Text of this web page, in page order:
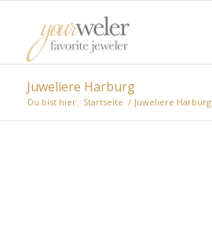
Juweliere Harburg
Du bist hier: Startseite / Juweliere Harburg